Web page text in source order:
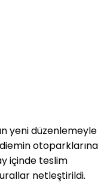
yeni düzenlemeyle
otoparklarına
içinde teslim
netleştirildi.